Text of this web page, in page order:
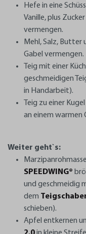
Hefe in eine
Vanille, plus
vermengen.
Mehl, Salz,
Gabel vermengen.
Teig mit einer
geschmeidigen
in Handarbeit).
Teig zu einer
an einem warmen
Weiter geht`s:
SPEEDWING®
und geschmeidig
dem
schieben).
Apfel entkernen